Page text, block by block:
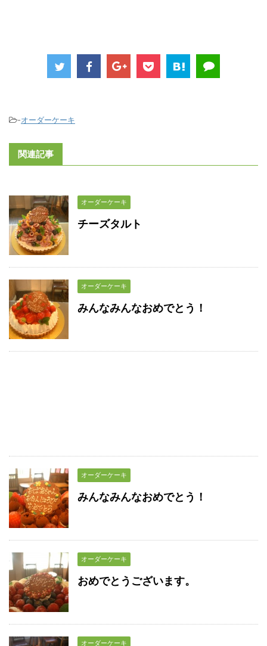
-オーダーケーキ
関連記事
オーダーケーキ
チーズタルト
オーダーケーキ
みんなみんなおめでとう！
オーダーケーキ
みんなみんなおめでとう！
オーダーケーキ
おめでとうございます。
オーダーケーキ